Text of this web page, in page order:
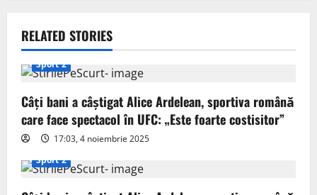
v
i
g
a
t
RELATED STORIES
Sport 2
Câți bani a câștigat Alice Ardelean, sportiva română
care face spectacol în UFC: „Este foarte costisitor”
17:03, 4 noiembrie 2025
Sport 2